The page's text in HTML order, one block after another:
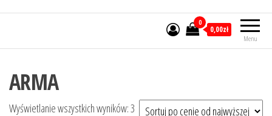
Menu
0
0,00zł
ARMA
Wyświetlanie wszystkich wyników: 3